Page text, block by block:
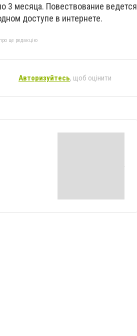
3 месяца. Повествование ведется
доступе в интернете.
це редакцію
Авторизуйтесь, щоб оцінити